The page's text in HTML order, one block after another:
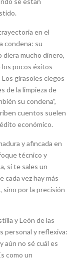
.
en el
condena: su
diera mucho dinero,
los pocos éxitos
girasoles ciegos
de la limpieza de
su condena”,
cuentos suelen
económico.
y afincada en
técnico y
si te sales un
cada vez hay más
sino por la precisión
y León de las
personal y reflexiva:
aún no sé cuál es
como un